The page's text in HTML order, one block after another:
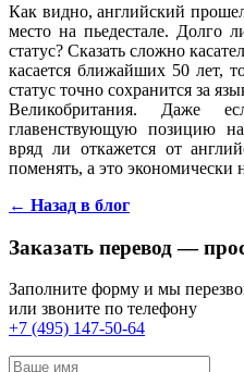
Как видно, английский
место на пьедестале. Долго
статус? Сказать сложно
касается ближайших 50 лет,
статус точно сохранится за
Великобритания. Даже
главенствующую позицию
вряд ли откажется от
поменять, а это экономически
← Назад в блог
Заказать перевод —
Заполните форму и мы
или звоните по телефону
+7 (495) 147-50-64